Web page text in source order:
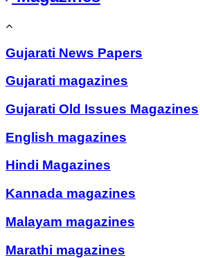
Gujarati News Papers
Gujarati magazines
Gujarati Old Issues Magazines
English magazines
Hindi Magazines
Kannada magazines
Malayam magazines
Marathi magazines